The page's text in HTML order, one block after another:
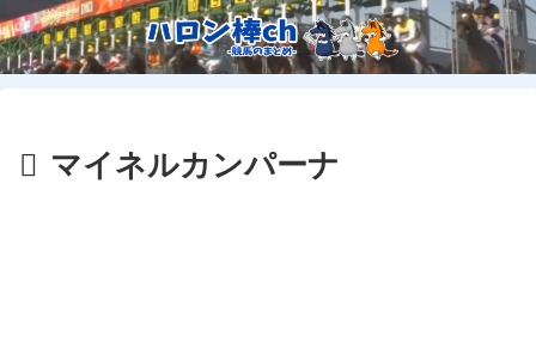
マイネルカンパーナ